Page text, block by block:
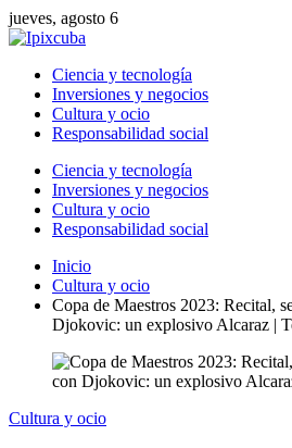
jueves, agosto 6
Ciencia y tecnología
Inversiones y negocios
Cultura y ocio
Responsabilidad social
Ciencia y tecnología
Inversiones y negocios
Cultura y ocio
Responsabilidad social
Inicio
Cultura y ocio
Copa de Maestros 2023: Recital,
Djokovic: un explosivo Alcaraz |
Cultura y ocio